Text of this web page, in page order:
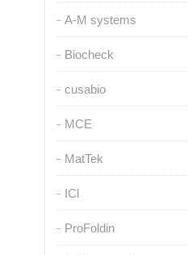
A-M systems
Biocheck
cusabio
MCE
MatTek
ICl
ProFoldin